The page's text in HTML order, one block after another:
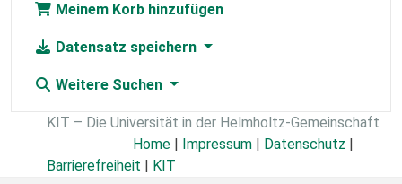
Meinem Korb hinzufügen
Datensatz speichern
Weitere Suchen
KIT – Die Universität in der Helmholtz-Gemeinschaft
Home | Impressum | Datenschutz |
Barrierefreiheit | KIT